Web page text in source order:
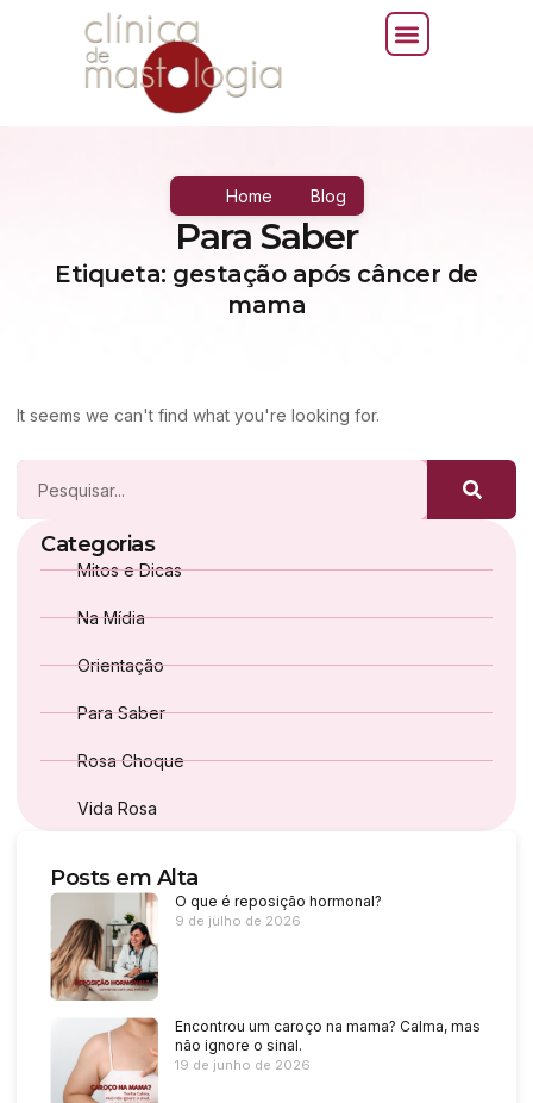
Home Blog
Para Saber
Etiqueta: gestação após câncer de
mama
It seems we can't find what you're looking for.
Categorias
Mitos e Dicas
Na Mídia
Orientação
Para Saber
Rosa Choque
Vida Rosa
Posts em Alta
O que é reposição hormonal?
9 de julho de 2026
Encontrou um caroço na mama? Calma, mas
não ignore o sinal.
19 de junho de 2026